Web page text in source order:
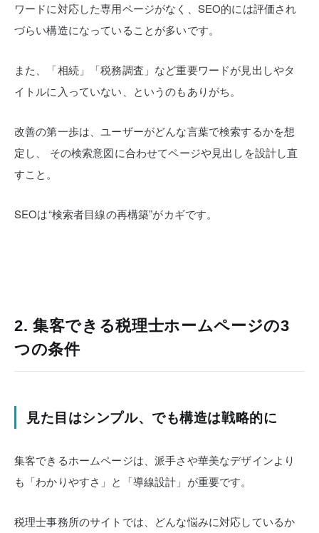
ワードに対応した専用ページがなく、SEO的には評価され
づらい構造になっていることが多いです。
また、「相続」「税務調査」など重要ワードが見出しやタ
イトルに入っていない、というのもありがち。
改善の第一歩は、ユーザーがどんな言葉で検索するかを想
定し、
その検索意図に合わせてページや見出しを設計し直
すこと。
SEOは“検索者目線の再構築”がカギです。
2. 集客できる税理士ホームページの3
つの条件
見た目はシンプル、でも構造は戦略的に
集客できるホームページは、派手さや華美なデザインより
も「わかりやすさ」と「導線設計」が重要です。
税理士事務所のサイトでは、どんな悩みに対応しているか